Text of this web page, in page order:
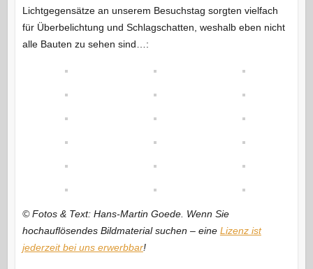
Lichtgegensätze an unserem Besuchstag sorgten vielfach
für Überbelichtung und Schlagschatten, weshalb eben nicht
alle Bauten zu sehen sind…:
© Fotos & Text: Hans-Martin Goede. Wenn Sie
hochauflösendes Bildmaterial suchen – eine Lizenz ist
jederzeit bei uns erwerbbar!